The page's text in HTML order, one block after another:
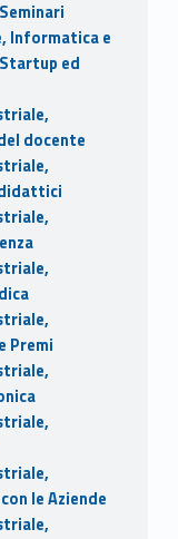
Informatica e
ed
docente
Premi
le Aziende